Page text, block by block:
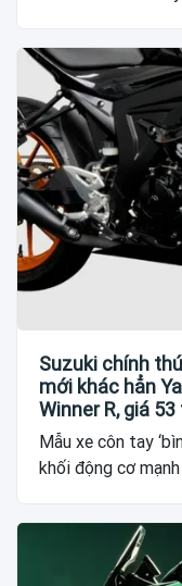
Suzuki chính
mới khác hẳn
Winner R, giá
Mẫu xe côn tay
khối động cơ mạnh